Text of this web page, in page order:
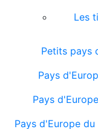
Les
Petits pays
Pays
Pays
Pays d'Europe